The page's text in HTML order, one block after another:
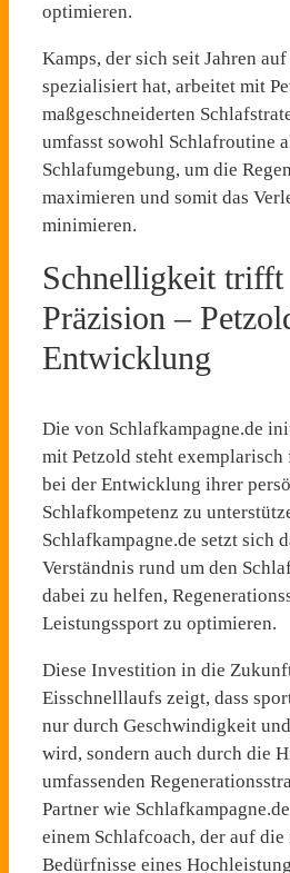
optimieren.
Kamps, der sich seit Jahren
spezialisiert hat, arbeitet mit
maßgeschneiderten
umfasst sowohl Schlafroutine
Schlafumgebung, um die
maximieren und somit das
minimieren.
Schnelligkeit trifft
Präzision –
Entwicklung
Die von Schlafkampagne.de
mit Petzold steht
bei der Entwicklung ihrer
Schlafkompetenz zu
Schlafkampagne.de setzt sich
Verständnis rund um den
dabei zu helfen,
Leistungssport zu optimieren.
Diese Investition in die
Eisschnelllaufs zeigt, dass
nur durch Geschwindigkeit
wird, sondern auch durch die
umfassenden
Partner wie
einem Schlafcoach, der auf
Bedürfnisse eines